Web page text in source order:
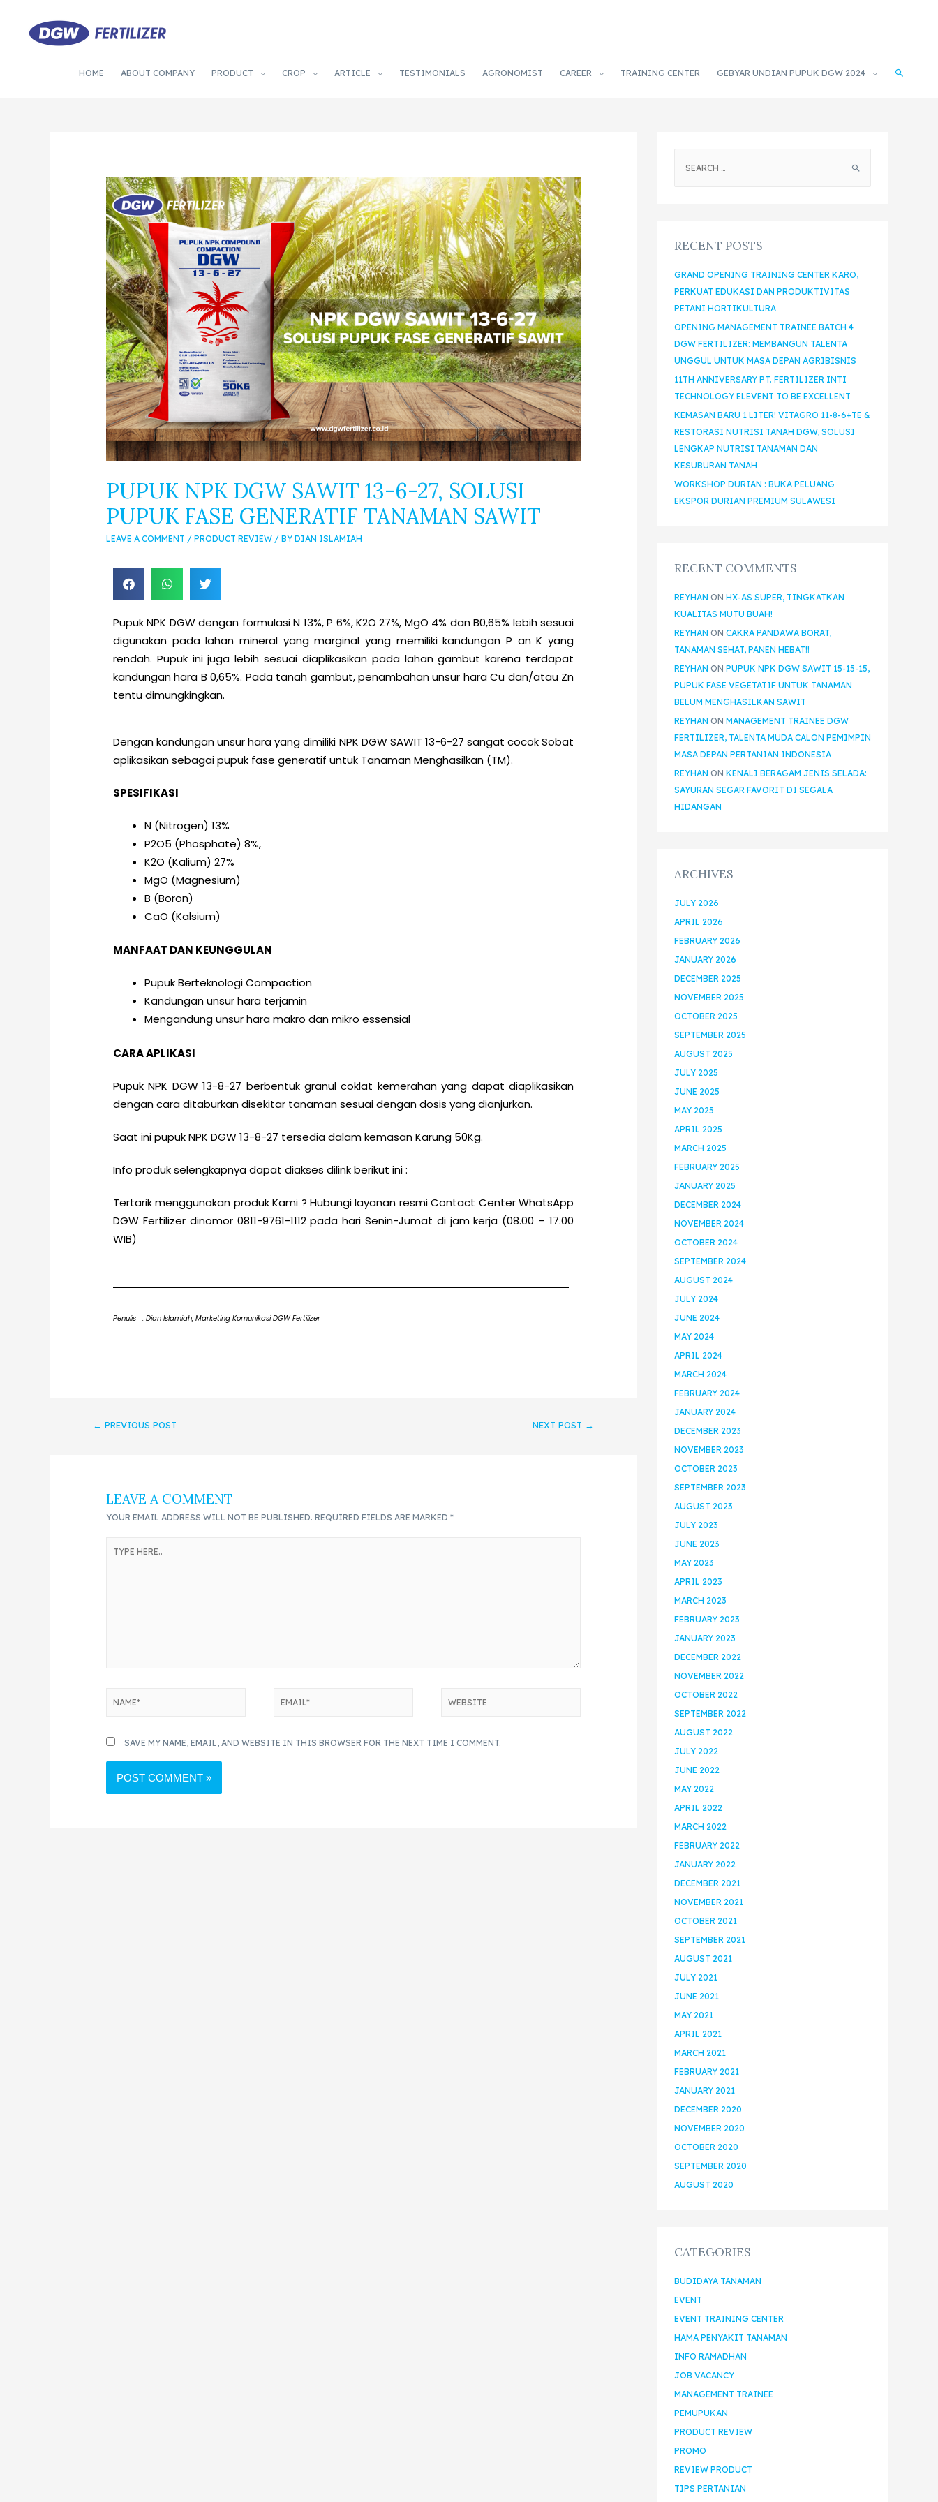
HOME ABOUT COMPANY PRODUCT CROP ARTICLE TESTIMONIALS AGRONOMIST CAREER TRAINING CENTER GEBYAR UNDIAN PUPUK DGW 2024
PUPUK NPK DGW SAWIT 13-6-27, SOLUSI
PUPUK FASE GENERATIF TANAMAN SAWIT
LEAVE A COMMENT /PRODUCT REVIEW / BYDIAN ISLAMIAH
Pupuk NPK DGW dengan formulasi N 13%, P 6%, K2O 27%, MgO 4% dan B0,65% lebih sesuai
digunakan pada lahan mineral yang marginal yang memiliki kandungan P an K yang
rendah. Pupuk ini juga lebih sesuai diaplikasikan pada lahan gambut karena terdapat
kandungan hara B 0,65%. Pada tanah gambut, penambahan unsur hara Cu dan/atau Zn
tentu dimungkingkan.
Dengan kandungan unsur hara yang dimiliki NPK DGW SAWIT 13-6-27 sangat cocok Sobat
aplikasikan sebagai pupuk fase generatif untuk Tanaman Menghasilkan (TM).
SPESIFIKASI
N (Nitrogen) 13%
P2O5 (Phosphate) 8%,
K2O (Kalium) 27%
MgO (Magnesium)
B (Boron)
CaO (Kalsium)
MANFAAT DAN KEUNGGULAN
Pupuk Berteknologi Compaction
Kandungan unsur hara terjamin
Mengandung unsur hara makro dan mikro essensial
CARA APLIKASI
Pupuk NPK DGW 13-8-27 berbentuk granul coklat kemerahan yang dapat diaplikasikan
dengan cara ditaburkan disekitar tanaman sesuai dengan dosis yang dianjurkan.
Saat ini pupuk NPK DGW 13-8-27 tersedia dalam kemasan Karung 50Kg.
Info produk selengkapnya dapat diakses dilink berikut ini :
Tertarik menggunakan produk Kami ? Hubungi layanan resmi Contact Center WhatsApp
DGW Fertilizer dinomor 0811-9761-1112 pada hari Senin-Jumat di jam kerja (08.00 – 17.00
WIB)
Penulis : Dian Islamiah, Marketing Komunikasi DGW Fertilizer
← PREVIOUS POST NEXT POST →
LEAVE A COMMENT
YOUR EMAIL ADDRESS WILL NOT BE PUBLISHED. REQUIRED FIELDS ARE MARKED*
SAVE MY NAME, EMAIL, AND WEBSITE IN THIS BROWSER FOR THE NEXT TIME I COMMENT.
RECENT POSTS
GRAND OPENING TRAINING CENTER KARO,
PERKUAT EDUKASI DAN PRODUKTIVITAS
PETANI HORTIKULTURA
OPENING MANAGEMENT TRAINEE BATCH 4
DGW FERTILIZER: MEMBANGUN TALENTA
UNGGUL UNTUK MASA DEPAN AGRIBISNIS
11TH ANNIVERSARY PT. FERTILIZER INTI
TECHNOLOGY ELEVENT TO BE EXCELLENT
KEMASAN BARU 1 LITER! VITAGRO 11-8-6+TE &
RESTORASI NUTRISI TANAH DGW, SOLUSI
LENGKAP NUTRISI TANAMAN DAN
KESUBURAN TANAH
WORKSHOP DURIAN : BUKA PELUANG
EKSPOR DURIAN PREMIUM SULAWESI
RECENT COMMENTS
REYHAN ON HX-AS SUPER, TINGKATKAN
KUALITAS MUTU BUAH!
REYHAN ON CAKRA PANDAWA BORAT,
TANAMAN SEHAT, PANEN HEBAT!!
REYHAN ON PUPUK NPK DGW SAWIT 15-15-15,
PUPUK FASE VEGETATIF UNTUK TANAMAN
BELUM MENGHASILKAN SAWIT
REYHAN ON MANAGEMENT TRAINEE DGW
FERTILIZER, TALENTA MUDA CALON PEMIMPIN
MASA DEPAN PERTANIAN INDONESIA
REYHAN ON KENALI BERAGAM JENIS SELADA:
SAYURAN SEGAR FAVORIT DI SEGALA
HIDANGAN
ARCHIVES
JULY 2026
APRIL 2026
FEBRUARY 2026
JANUARY 2026
DECEMBER 2025
NOVEMBER 2025
OCTOBER 2025
SEPTEMBER 2025
AUGUST 2025
JULY 2025
JUNE 2025
MAY 2025
APRIL 2025
MARCH 2025
FEBRUARY 2025
JANUARY 2025
DECEMBER 2024
NOVEMBER 2024
OCTOBER 2024
SEPTEMBER 2024
AUGUST 2024
JULY 2024
JUNE 2024
MAY 2024
APRIL 2024
MARCH 2024
FEBRUARY 2024
JANUARY 2024
DECEMBER 2023
NOVEMBER 2023
OCTOBER 2023
SEPTEMBER 2023
AUGUST 2023
JULY 2023
JUNE 2023
MAY 2023
APRIL 2023
MARCH 2023
FEBRUARY 2023
JANUARY 2023
DECEMBER 2022
NOVEMBER 2022
OCTOBER 2022
SEPTEMBER 2022
AUGUST 2022
JULY 2022
JUNE 2022
MAY 2022
APRIL 2022
MARCH 2022
FEBRUARY 2022
JANUARY 2022
DECEMBER 2021
NOVEMBER 2021
OCTOBER 2021
SEPTEMBER 2021
AUGUST 2021
JULY 2021
JUNE 2021
MAY 2021
APRIL 2021
MARCH 2021
FEBRUARY 2021
JANUARY 2021
DECEMBER 2020
NOVEMBER 2020
OCTOBER 2020
SEPTEMBER 2020
AUGUST 2020
CATEGORIES
BUDIDAYA TANAMAN
EVENT
EVENT TRAINING CENTER
HAMA PENYAKIT TANAMAN
INFO RAMADHAN
JOB VACANCY
MANAGEMENT TRAINEE
PEMUPUKAN
PRODUCT REVIEW
PROMO
REVIEW PRODUCT
TIPS PERTANIAN